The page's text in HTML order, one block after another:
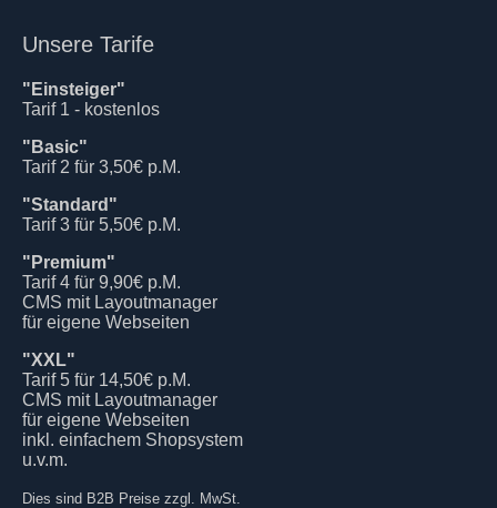
Unsere Tarife
"Einsteiger"
Tarif 1 - kostenlos
"Basic"
Tarif 2 für 3,50€ p.M.
"Standard"
Tarif 3 für 5,50€ p.M.
"Premium"
Tarif 4 für 9,90€ p.M.
CMS mit Layoutmanager
für eigene Webseiten
"XXL"
Tarif 5 für 14,50€ p.M.
CMS mit Layoutmanager
für eigene Webseiten
inkl. einfachem Shopsystem
u.v.m.
Dies sind B2B Preise zzgl. MwSt.